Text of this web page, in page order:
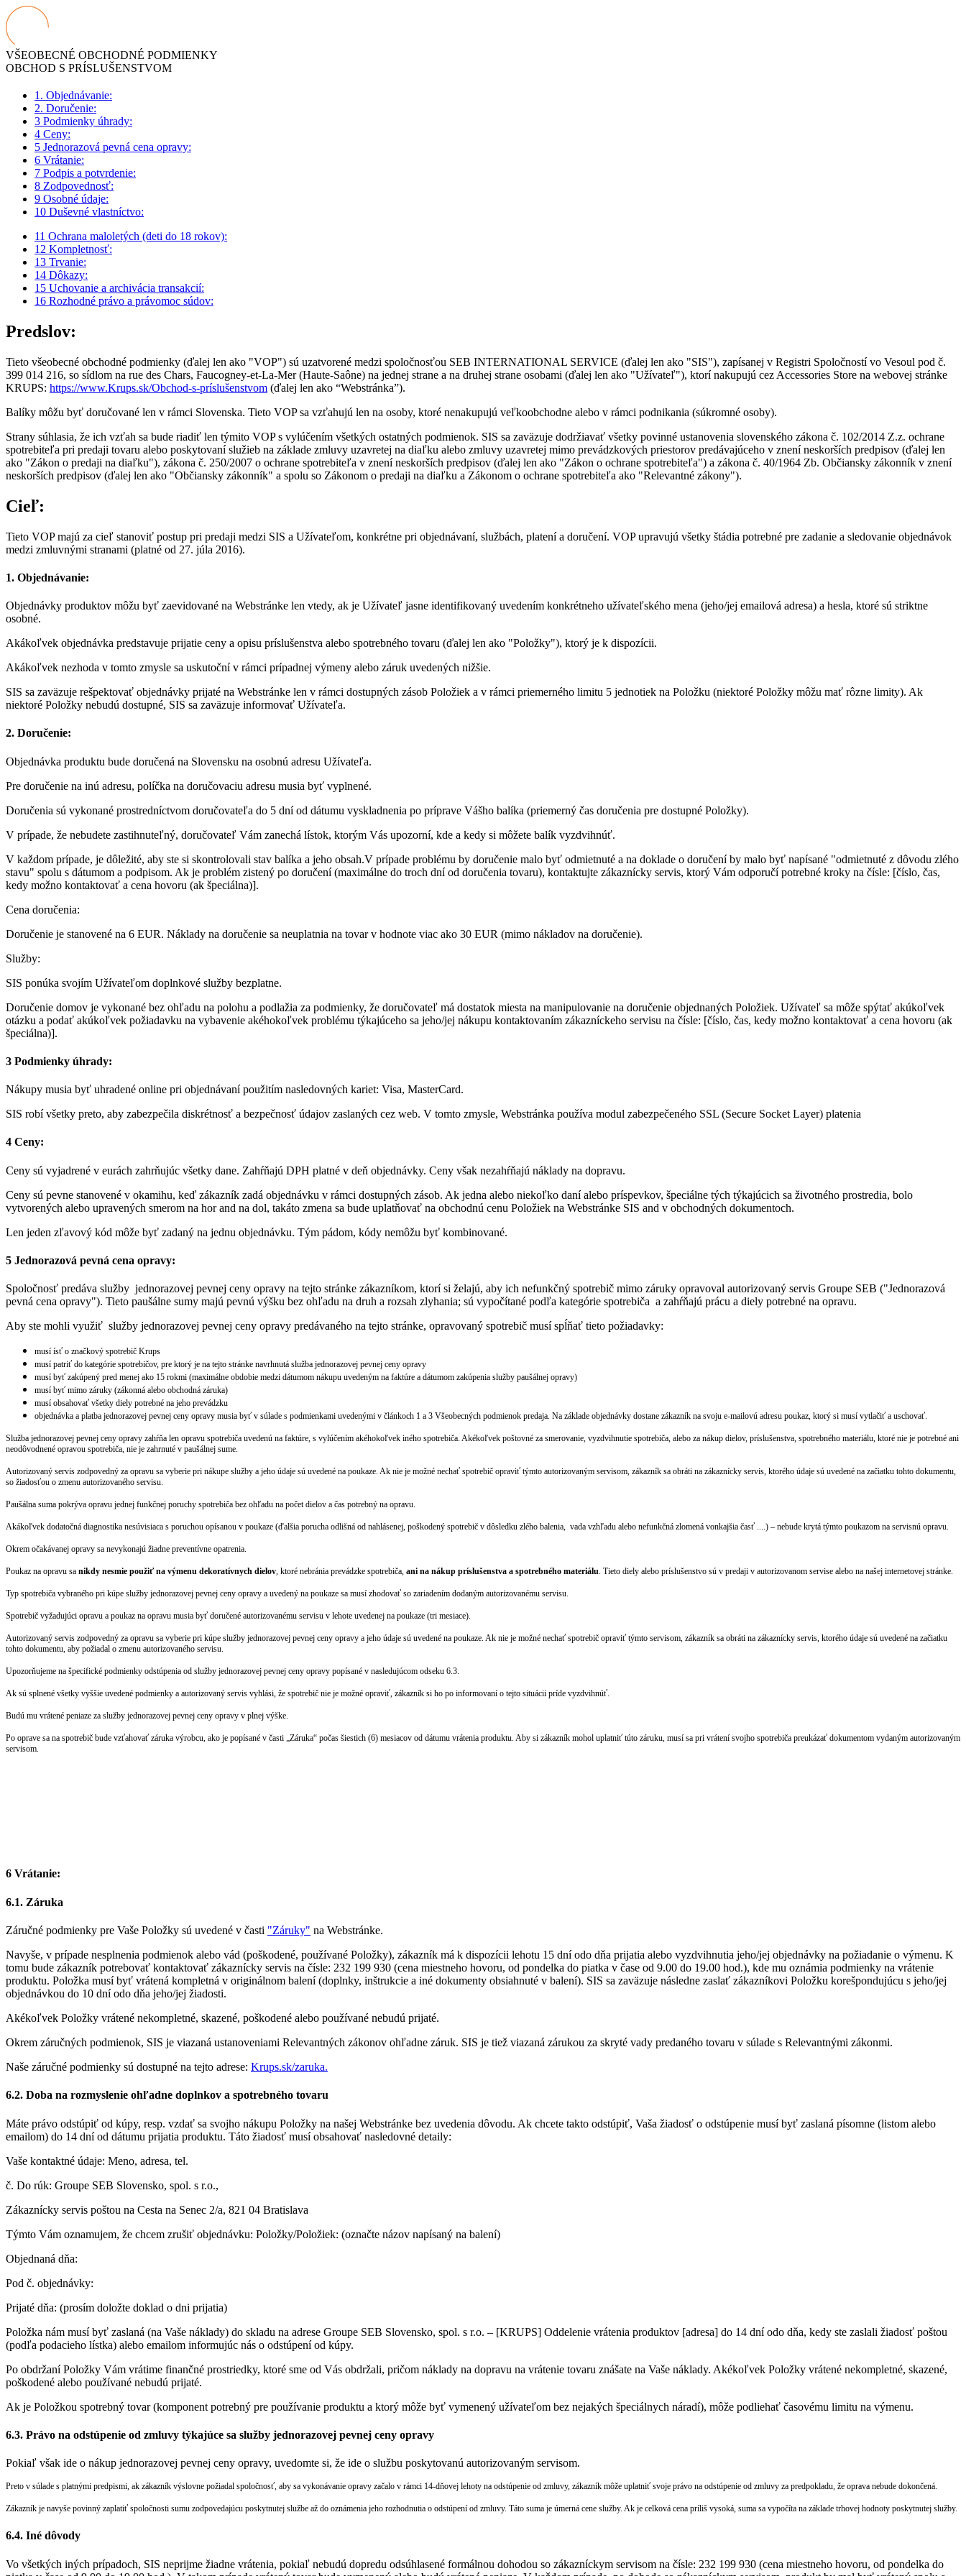
VŠEOBECNÉ OBCHODNÉ PODMIENKY
OBCHOD S PRÍSLUŠENSTVOM
1. Objednávanie:
2. Doručenie:
3 Podmienky úhrady:
4 Ceny:
5 Jednorazová pevná cena opravy:
6 Vrátanie:
7 Podpis a potvrdenie:
8 Zodpovednosť:
9 Osobné údaje:
10 Duševné vlastníctvo:
11 Ochrana maloletých (deti do 18 rokov):
12 Kompletnosť:
13 Trvanie:
14 Dôkazy:
15 Uchovanie a archivácia transakcií:
16 Rozhodné právo a právomoc súdov:
Predslov:
Tieto všeobecné obchodné podmienky (ďalej len ako "VOP") sú uzatvorené medzi spoločnosťou SEB INTERNATIONAL SERVICE (ďalej len ako "SIS"), zapísanej v Registri Spoločností vo Vesoul pod č.
399 014 216, so sídlom na rue des Chars, Faucogney-et-La-Mer (Haute-Saône) na jednej strane a na druhej strane osobami (ďalej len ako "Užívateľ"), ktorí nakupujú cez Accessories Store na webovej stránke
KRUPS: https://www.Krups.sk/Obchod-s-príslušenstvom (ďalej len ako “Webstránka”).
Balíky môžu byť doručované len v rámci Slovenska. Tieto VOP sa vzťahujú len na osoby, ktoré nenakupujú veľkoobchodne alebo v rámci podnikania (súkromné osoby).
Strany súhlasia, že ich vzťah sa bude riadiť len týmito VOP s vylúčením všetkých ostatných podmienok. SIS sa zaväzuje dodržiavať všetky povinné ustanovenia slovenského zákona č. 102/2014 Z.z. ochrane
spotrebiteľa pri predaji tovaru alebo poskytovaní služieb na základe zmluvy uzavretej na diaľku alebo zmluvy uzavretej mimo prevádzkových priestorov predávajúceho v znení neskorších predpisov (ďalej len
ako "Zákon o predaji na diaľku"), zákona č. 250/2007 o ochrane spotrebiteľa v znení neskorších predpisov (ďalej len ako "Zákon o ochrane spotrebiteľa") a zákona č. 40/1964 Zb. Občiansky zákonník v znení
neskorších predpisov (ďalej len ako "Občiansky zákonník" a spolu so Zákonom o predaji na diaľku a Zákonom o ochrane spotrebiteľa ako "Relevantné zákony").
Cieľ:
Tieto VOP majú za cieľ stanoviť postup pri predaji medzi SIS a Užívateľom, konkrétne pri objednávaní, službách, platení a doručení. VOP upravujú všetky štádia potrebné pre zadanie a sledovanie objednávok
medzi zmluvnými stranami (platné od 27. júla 2016).
1. Objednávanie:
Objednávky produktov môžu byť zaevidované na Webstránke len vtedy, ak je Užívateľ jasne identifikovaný uvedením konkrétneho užívateľského mena (jeho/jej emailová adresa) a hesla, ktoré sú striktne
osobné.
Akákoľvek objednávka predstavuje prijatie ceny a opisu príslušenstva alebo spotrebného tovaru (ďalej len ako "Položky"), ktorý je k dispozícii.
Akákoľvek nezhoda v tomto zmysle sa uskutoční v rámci prípadnej výmeny alebo záruk uvedených nižšie.
SIS sa zaväzuje rešpektovať objednávky prijaté na Webstránke len v rámci dostupných zásob Položiek a v rámci priemerného limitu 5 jednotiek na Položku (niektoré Položky môžu mať rôzne limity). Ak
niektoré Položky nebudú dostupné, SIS sa zaväzuje informovať Užívateľa.
2. Doručenie:
Objednávka produktu bude doručená na Slovensku na osobnú adresu Užívateľa.
Pre doručenie na inú adresu, políčka na doručovaciu adresu musia byť vyplnené.
Doručenia sú vykonané prostredníctvom doručovateľa do 5 dní od dátumu vyskladnenia po príprave Vášho balíka (priemerný čas doručenia pre dostupné Položky).
V prípade, že nebudete zastihnuteľný, doručovateľ Vám zanechá lístok, ktorým Vás upozorní, kde a kedy si môžete balík vyzdvihnúť.
V každom prípade, je dôležité, aby ste si skontrolovali stav balíka a jeho obsah.V prípade problému by doručenie malo byť odmietnuté a na doklade o doručení by malo byť napísané "odmietnuté z dôvodu zlého
stavu" spolu s dátumom a podpisom. Ak je problém zistený po doručení (maximálne do troch dní od doručenia tovaru), kontaktujte zákaznícky servis, ktorý Vám odporučí potrebné kroky na čísle: [číslo, čas,
kedy možno kontaktovať a cena hovoru (ak špeciálna)].
Cena doručenia:
Doručenie je stanovené na 6 EUR. Náklady na doručenie sa neuplatnia na tovar v hodnote viac ako 30 EUR (mimo nákladov na doručenie).
Služby:
SIS ponúka svojím Užívateľom doplnkové služby bezplatne.
Doručenie domov je vykonané bez ohľadu na polohu a podlažia za podmienky, že doručovateľ má dostatok miesta na manipulovanie na doručenie objednaných Položiek. Užívateľ sa môže spýtať akúkoľvek
otázku a podať akúkoľvek požiadavku na vybavenie akéhokoľvek problému týkajúceho sa jeho/jej nákupu kontaktovaním zákazníckeho servisu na čísle: [číslo, čas, kedy možno kontaktovať a cena hovoru (ak
špeciálna)].
3 Podmienky úhrady:
Nákupy musia byť uhradené online pri objednávaní použitím nasledovných kariet: Visa, MasterCard.
SIS robí všetky preto, aby zabezpečila diskrétnosť a bezpečnosť údajov zaslaných cez web. V tomto zmysle, Webstránka používa modul zabezpečeného SSL (Secure Socket Layer) platenia
4 Ceny:
Ceny sú vyjadrené v eurách zahrňujúc všetky dane. Zahŕňajú DPH platné v deň objednávky. Ceny však nezahŕňajú náklady na dopravu.
Ceny sú pevne stanovené v okamihu, keď zákazník zadá objednávku v rámci dostupných zásob. Ak jedna alebo niekoľko daní alebo príspevkov, špeciálne tých týkajúcich sa životného prostredia, bolo
vytvorených alebo upravených smerom na hor and na dol, takáto zmena sa bude uplatňovať na obchodnú cenu Položiek na Webstránke SIS and v obchodných dokumentoch.
Len jeden zľavový kód môže byť zadaný na jednu objednávku. Tým pádom, kódy nemôžu byť kombinované.
5 Jednorazová pevná cena opravy:
Spoločnosť predáva služby jednorazovej pevnej ceny opravy na tejto stránke zákazníkom, ktorí si želajú, aby ich nefunkčný spotrebič mimo záruky opravoval autorizovaný servis Groupe SEB ("Jednorazová
pevná cena opravy"). Tieto paušálne sumy majú pevnú výšku bez ohľadu na druh a rozsah zlyhania; sú vypočítané podľa kategórie spotrebiča a zahŕňajú prácu a diely potrebné na opravu.
Aby ste mohli využiť služby jednorazovej pevnej ceny opravy predávaného na tejto stránke, opravovaný spotrebič musí spĺňať tieto požiadavky:
musí ísť o značkový spotrebič Krups
musí patriť do kategórie spotrebičov, pre ktorý je na tejto stránke navrhnutá služba jednorazovej pevnej ceny opravy
musí byť zakúpený pred menej ako 15 rokmi (maximálne obdobie medzi dátumom nákupu uvedeným na faktúre a dátumom zakúpenia služby paušálnej opravy)
musí byť mimo záruky (zákonná alebo obchodná záruka)
musí obsahovať všetky diely potrebné na jeho prevádzku
objednávka a platba jednorazovej pevnej ceny opravy musia byť v súlade s podmienkami uvedenými v článkoch 1 a 3 Všeobecných podmienok predaja. Na základe objednávky dostane zákazník na svoju e-mailovú adresu poukaz, ktorý si musí vytlačiť a uschovať.
Služba jednorazovej pevnej ceny opravy zahŕňa len opravu spotrebiča uvedenú na faktúre, s vylúčením akéhokoľvek iného spotrebiča. Akékoľvek poštovné za smerovanie, vyzdvihnutie spotrebiča, alebo za nákup dielov, príslušenstva, spotrebného materiálu, ktoré nie je potrebné ani
neodôvodnené opravou spotrebiča, nie je zahrnuté v paušálnej sume.
Autorizovaný servis zodpovedný za opravu sa vyberie pri nákupe služby a jeho údaje sú uvedené na poukaze. Ak nie je možné nechať spotrebič opraviť týmto autorizovaným servisom, zákazník sa obráti na zákaznícky servis, ktorého údaje sú uvedené na začiatku tohto dokumentu,
so žiadosťou o zmenu autorizovaného servisu.
Paušálna suma pokrýva opravu jednej funkčnej poruchy spotrebiča bez ohľadu na počet dielov a čas potrebný na opravu.
Akákoľvek dodatočná diagnostika nesúvisiaca s poruchou opísanou v poukaze (ďalšia porucha odlišná od nahlásenej, poškodený spotrebič v dôsledku zlého balenia, vada vzhľadu alebo nefunkčná zlomená vonkajšia časť ....) – nebude krytá týmto poukazom na servisnú opravu.
Okrem očakávanej opravy sa nevykonajú žiadne preventívne opatrenia.
Poukaz na opravu sa nikdy nesmie použiť na výmenu dekoratívnych dielov, ktoré nebránia prevádzke spotrebiča, ani na nákup príslušenstva a spotrebného materiálu. Tieto diely alebo príslušenstvo sú v predaji v autorizovanom servise alebo na našej internetovej stránke.
Typ spotrebiča vybraného pri kúpe služby jednorazovej pevnej ceny opravy a uvedený na poukaze sa musí zhodovať so zariadením dodaným autorizovanému servisu.
Spotrebič vyžadujúci opravu a poukaz na opravu musia byť doručené autorizovanému servisu v lehote uvedenej na poukaze (tri mesiace).
Autorizovaný servis zodpovedný za opravu sa vyberie pri kúpe služby jednorazovej pevnej ceny opravy a jeho údaje sú uvedené na poukaze. Ak nie je možné nechať spotrebič opraviť týmto servisom, zákazník sa obráti na zákaznícky servis, ktorého údaje sú uvedené na začiatku
tohto dokumentu, aby požiadal o zmenu autorizovaného servisu.
Upozorňujeme na špecifické podmienky odstúpenia od služby jednorazovej pevnej ceny opravy popísané v nasledujúcom odseku 6.3.
Ak sú splnené všetky vyššie uvedené podmienky a autorizovaný servis vyhlási, že spotrebič nie je možné opraviť, zákazník si ho po informovaní o tejto situácii príde vyzdvihnúť.
Budú mu vrátené peniaze za služby jednorazovej pevnej ceny opravy v plnej výške.
Po oprave sa na spotrebič bude vzťahovať záruka výrobcu, ako je popísané v časti „Záruka“ počas šiestich (6) mesiacov od dátumu vrátenia produktu. Aby si zákazník mohol uplatniť túto záruku, musí sa pri vrátení svojho spotrebiča preukázať dokumentom vydaným autorizovaným
servisom.
6 Vrátanie:
6.1. Záruka
Záručné podmienky pre Vaše Položky sú uvedené v časti "Záruky" na Webstránke.
Navyše, v prípade nesplnenia podmienok alebo vád (poškodené, používané Položky), zákazník má k dispozícii lehotu 15 dní odo dňa prijatia alebo vyzdvihnutia jeho/jej objednávky na požiadanie o výmenu. K
tomu bude zákazník potrebovať kontaktovať zákaznícky servis na čísle: 232 199 930 (cena miestneho hovoru, od pondelka do piatka v čase od 9.00 do 19.00 hod.), kde mu oznámia podmienky na vrátenie
produktu. Položka musí byť vrátená kompletná v originálnom balení (doplnky, inštrukcie a iné dokumenty obsiahnuté v balení). SIS sa zaväzuje následne zaslať zákazníkovi Položku korešpondujúcu s jeho/jej
objednávkou do 10 dní odo dňa jeho/jej žiadosti.
Akékoľvek Položky vrátené nekompletné, skazené, poškodené alebo používané nebudú prijaté.
Okrem záručných podmienok, SIS je viazaná ustanoveniami Relevantných zákonov ohľadne záruk. SIS je tiež viazaná zárukou za skryté vady predaného tovaru v súlade s Relevantnými zákonmi.
Naše záručné podmienky sú dostupné na tejto adrese: Krups.sk/zaruka.
6.2. Doba na rozmyslenie ohľadne doplnkov a spotrebného tovaru
Máte právo odstúpiť od kúpy, resp. vzdať sa svojho nákupu Položky na našej Webstránke bez uvedenia dôvodu. Ak chcete takto odstúpiť, Vaša žiadosť o odstúpenie musí byť zaslaná písomne (listom alebo
emailom) do 14 dní od dátumu prijatia produktu. Táto žiadosť musí obsahovať nasledovné detaily:
Vaše kontaktné údaje: Meno, adresa, tel.
č. Do rúk: Groupe SEB Slovensko, spol. s r.o.,
Zákaznícky servis poštou na Cesta na Senec 2/a, 821 04 Bratislava
Týmto Vám oznamujem, že chcem zrušiť objednávku: Položky/Položiek: (označte názov napísaný na balení)
Objednaná dňa:
Pod č. objednávky:
Prijaté dňa: (prosím doložte doklad o dni prijatia)
Položka nám musí byť zaslaná (na Vaše náklady) do skladu na adrese Groupe SEB Slovensko, spol. s r.o. – [KRUPS] Oddelenie vrátenia produktov [adresa] do 14 dní odo dňa, kedy ste zaslali žiadosť poštou
(podľa podacieho lístka) alebo emailom informujúc nás o odstúpení od kúpy.
Po obdržaní Položky Vám vrátime finančné prostriedky, ktoré sme od Vás obdržali, pričom náklady na dopravu na vrátenie tovaru znášate na Vaše náklady. Akékoľvek Položky vrátené nekompletné, skazené,
poškodené alebo používané nebudú prijaté.
Ak je Položkou spotrebný tovar (komponent potrebný pre používanie produktu a ktorý môže byť vymenený užívateľom bez nejakých špeciálnych náradí), môže podliehať časovému limitu na výmenu.
6.3. Právo na odstúpenie od zmluvy týkajúce sa služby jednorazovej pevnej ceny opravy
Pokiaľ však ide o nákup jednorazovej pevnej ceny opravy, uvedomte si, že ide o službu poskytovanú autorizovaným servisom.
Preto v súlade s platnými predpismi, ak zákazník výslovne požiadal spoločnosť, aby sa vykonávanie opravy začalo v rámci 14-dňovej lehoty na odstúpenie od zmluvy, zákazník môže uplatniť svoje právo na odstúpenie od zmluvy za predpokladu, že oprava nebude dokončená.
Zákazník je navyše povinný zaplatiť spoločnosti sumu zodpovedajúcu poskytnutej službe až do oznámenia jeho rozhodnutia o odstúpení od zmluvy. Táto suma je úmerná cene služby. Ak je celková cena príliš vysoká, suma sa vypočíta na základe trhovej hodnoty poskytnutej služby.
6.4. Iné dôvody
Vo všetkých iných prípadoch, SIS neprijme žiadne vrátenia, pokiaľ nebudú dopredu odsúhlasené formálnou dohodou so zákazníckym servisom na čísle: 232 199 930 (cena miestneho hovoru, od pondelka do